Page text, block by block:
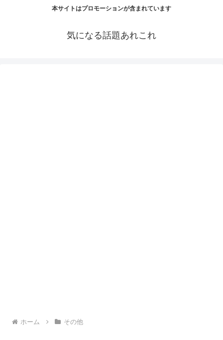
本サイトはプロモーションが含まれています
気になる話題あれこれ
ホーム その他